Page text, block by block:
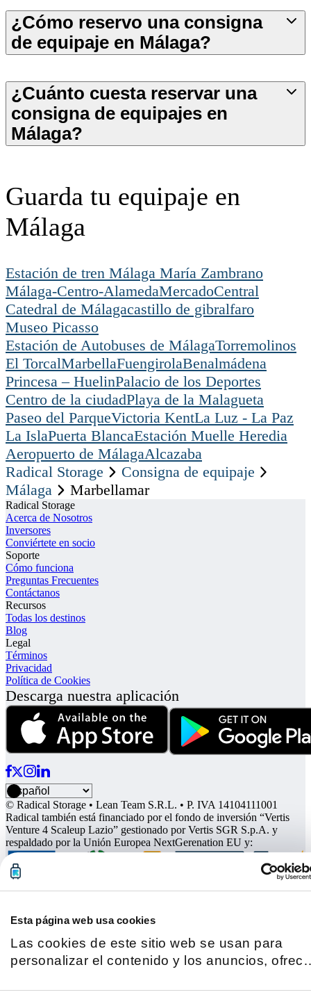
Esta página web usa cookies
Las cookies de este sitio web se usan para
personalizar el contenido y los anuncios,
Además, compartimos información sobre el uso
¿Cómo reservo una consigna
de equipaje en Málaga?
¿Cuánto cuesta reservar una
consigna de equipajes en
Málaga?
Guarda tu equipaje en
Málaga
Estación de tren Málaga María Zambrano
Málaga-Centro-AlamedaMercadoCentral
Catedral de Málagacastillo de gibralfaro
Museo Picasso
Estación de Autobuses de MálagaTorremolinos
El TorcalMarbellaFuengirolaBenalmádena
Princesa – HuelinPalacio de los Deportes
Centro de la ciudadPlaya de la Malagueta
Paseo del ParqueVictoria KentLa Luz - La Paz
La IslaPuerta BlancaEstación Muelle Heredia
Aeropuerto de MálagaAlcazaba
Radical Storage
Consigna de equipaje
Málaga
Marbellamar
Radical Storage
Acerca de Nosotros
Inversores
Conviértete en socio
Soporte
Cómo funciona
Preguntas Frecuentes
Contáctanos
Recursos
Todas los destinos
Blog
Legal
Términos
Privacidad
Política de Cookies
Descarga nuestra aplicación
© Radical Storage • Lean Team S.R.L. • P. IVA 14104111001
Radical también está financiado por el fondo de inversión “Vertis
Venture 4 Scaleup Lazio” gestionado por Vertis SGR S.p.A. y
respaldado por la Unión Europea NextGerenation EU y: